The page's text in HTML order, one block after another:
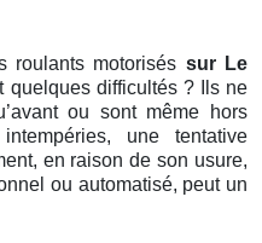
roulants motorisés sur Le
quelques difficultés ? Ils ne
ou sont même hors
une tentative
en raison de son usure,
ou automatisé, peut un